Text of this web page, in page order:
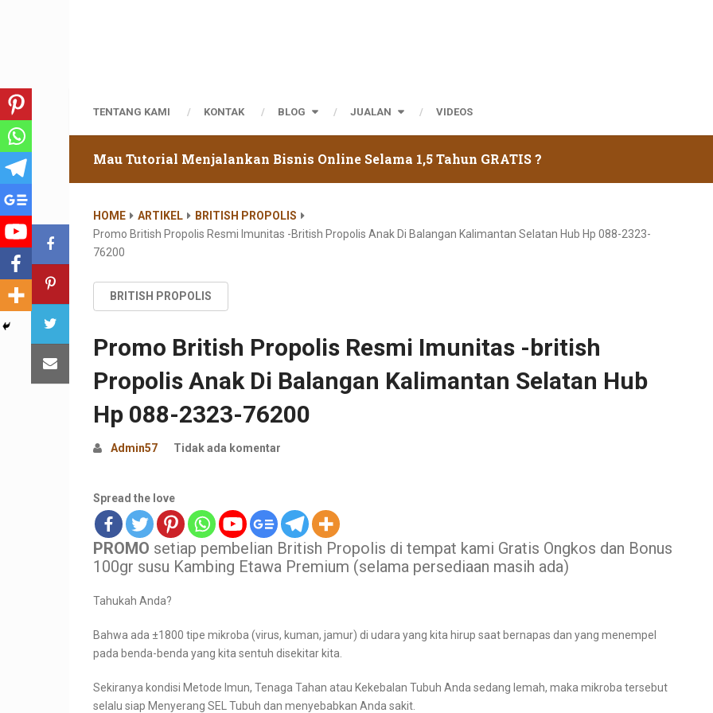
TENTANG KAMI KONTAK BLOG JUALAN VIDEOS
Mau Tutorial Menjalankan Bisnis Online Selama 1,5 Tahun GRATIS ?
HOME ARTIKEL
BRITISH PROPOLIS
Promo British Propolis Resmi Imunitas -british Propolis Anak Di Balangan Kalimantan Selatan Hub Hp 088-2323-
76200
BRITISH PROPOLIS
Promo British Propolis Resmi Imunitas -british
Propolis Anak Di Balangan Kalimantan Selatan Hub
Hp 088-2323-76200
Admin57 Tidak ada komentar
Spread the love
PROMO setiap pembelian British Propolis di tempat kami Gratis Ongkos dan Bonus
100gr susu Kambing Etawa Premium (selama persediaan masih ada)
Tahukah Anda?
Bahwa ada ±1800 tipe mikroba (virus, kuman, jamur) di udara yang kita hirup saat bernapas dan yang menempel
pada benda-benda yang kita sentuh disekitar kita.
Sekiranya kondisi Metode Imun, Tenaga Tahan atau Kekebalan Tubuh Anda sedang lemah, maka mikroba tersebut
selalu siap Menyerang SEL Tubuh dan menyebabkan Anda sakit.